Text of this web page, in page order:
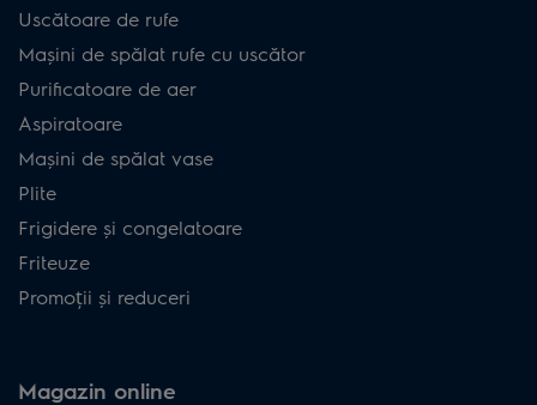
Uscătoare de rufe
Mașini de spălat rufe cu uscător
Purificatoare de aer
Aspiratoare
Mașini de spălat vase
Plite
Frigidere și congelatoare
Friteuze
Promoții și reduceri
Magazin online